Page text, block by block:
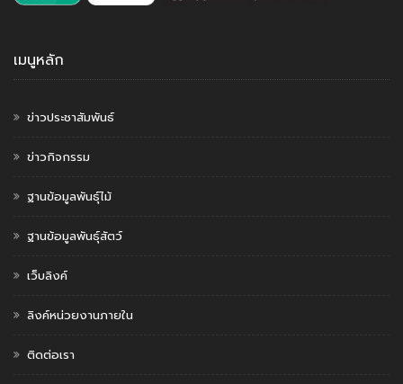
เมนูหลัก
ข่าวประชาสัมพันธ์
ข่าวกิจกรรม
ฐานข้อมูลพันธุ์ไม้
ฐานข้อมูลพันธุ์สัตว์
เว็บลิงค์
ลิงค์หน่วยงานภายใน
ติดต่อเรา